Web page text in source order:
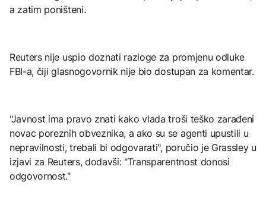
a zatim poništeni.
Reuters nije uspio doznati razloge za promjenu odluke
FBI-a, čiji glasnogovornik nije bio dostupan za komentar.
"Javnost ima pravo znati kako vlada troši teško zarađeni
novac poreznih obveznika, a ako su se agenti upustili u
nepravilnosti, trebali bi odgovarati", poručio je Grassley u
izjavi za Reuters, dodavši: "Transparentnost donosi
odgovornost."